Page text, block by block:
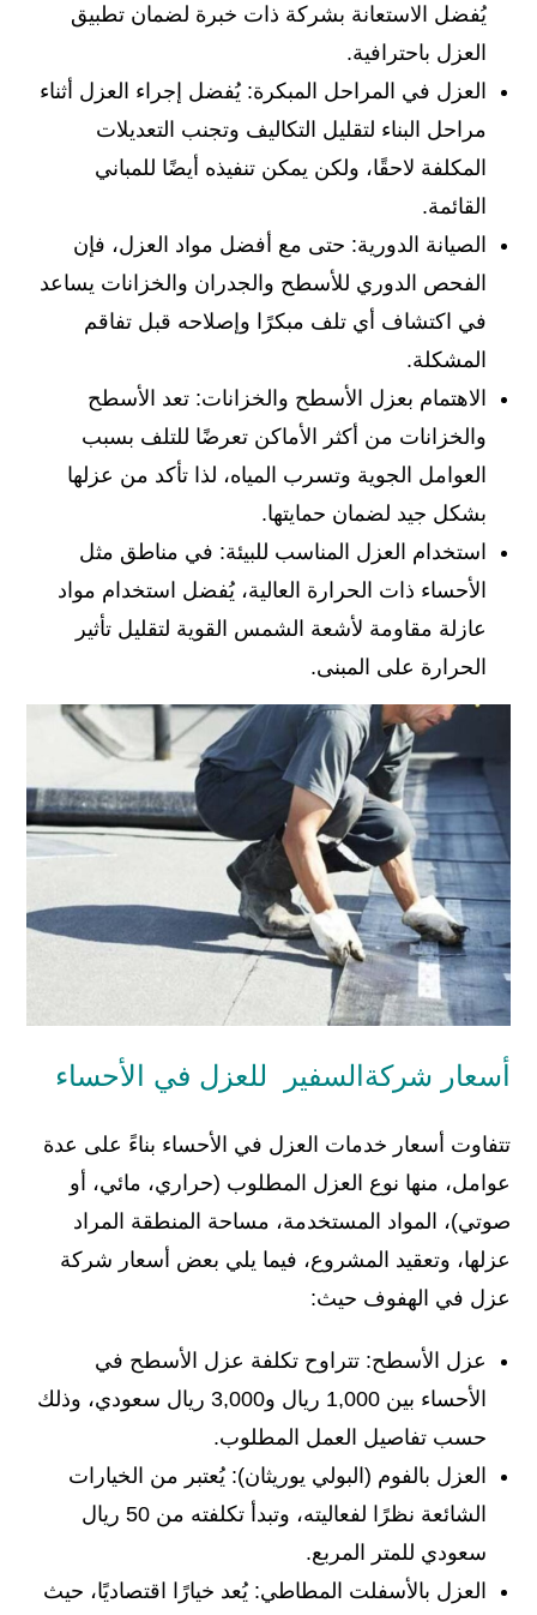
يُفضل الاستعانة بشركة ذات خبرة لضمان تطبيق
العزل باحترافية.
العزل في المراحل المبكرة: يُفضل إجراء العزل أثناء
مراحل البناء لتقليل التكاليف وتجنب التعديلات
المكلفة لاحقًا، ولكن يمكن تنفيذه أيضًا للمباني
القائمة.
الصيانة الدورية: حتى مع أفضل مواد العزل، فإن
الفحص الدوري للأسطح والجدران والخزانات يساعد
في اكتشاف أي تلف مبكرًا وإصلاحه قبل تفاقم
المشكلة.
الاهتمام بعزل الأسطح والخزانات: تعد الأسطح
والخزانات من أكثر الأماكن تعرضًا للتلف بسبب
العوامل الجوية وتسرب المياه، لذا تأكد من عزلها
بشكل جيد لضمان حمايتها.
استخدام العزل المناسب للبيئة: في مناطق مثل
الأحساء ذات الحرارة العالية، يُفضل استخدام مواد
عازلة مقاومة لأشعة الشمس القوية لتقليل تأثير
الحرارة على المبنى.
أسعار شركةالسفير للعزل في الأحساء
تتفاوت أسعار خدمات العزل في الأحساء بناءً على عدة
عوامل، منها نوع العزل المطلوب (حراري، مائي، أو
صوتي)، المواد المستخدمة، مساحة المنطقة المراد
عزلها، وتعقيد المشروع، فيما يلي بعض أسعار شركة
عزل في الهفوف حيث:
عزل الأسطح: تتراوح تكلفة عزل الأسطح في
الأحساء بين 1,000 ريال و3,000 ريال سعودي، وذلك
حسب تفاصيل العمل المطلوب.
العزل بالفوم (البولي يوريثان): يُعتبر من الخيارات
الشائعة نظرًا لفعاليته، وتبدأ تكلفته من 50 ريال
سعودي للمتر المربع.
العزل بالأسفلت المطاطي: يُعد خيارًا اقتصاديًا، حيث